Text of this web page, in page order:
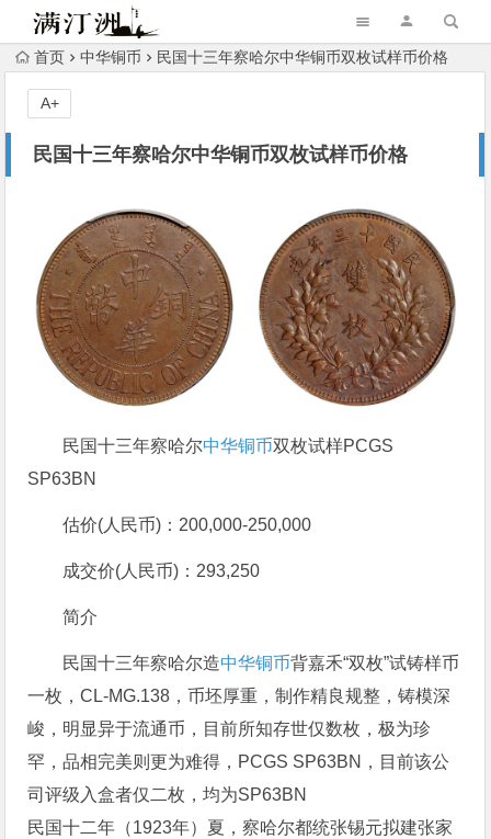
首页 中华铜币 民国十三年察哈尔中华铜币双枚试样币价格
民国十三年察哈尔中华铜币双枚试样币价格
A+
民国十三年察哈尔中华铜币双枚试样PCGS
SP63BN
估价(人民币)：200,000-250,000
成交价(人民币)：293,250
简介
民国十三年察哈尔造中华铜币背嘉禾“双枚”试铸样币
一枚，CL-MG.138，币坯厚重，制作精良规整，铸模深
峻，明显异于流通币，目前所知存世仅数枚，极为珍
罕，品相完美则更为难得，PCGS SP63BN，目前该公
司评级入盒者仅二枚，均为SP63BN
民国十二年（1923年）夏，察哈尔都统张锡元拟建张家